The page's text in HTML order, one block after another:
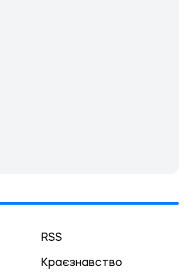
RSS
Краєзнавство